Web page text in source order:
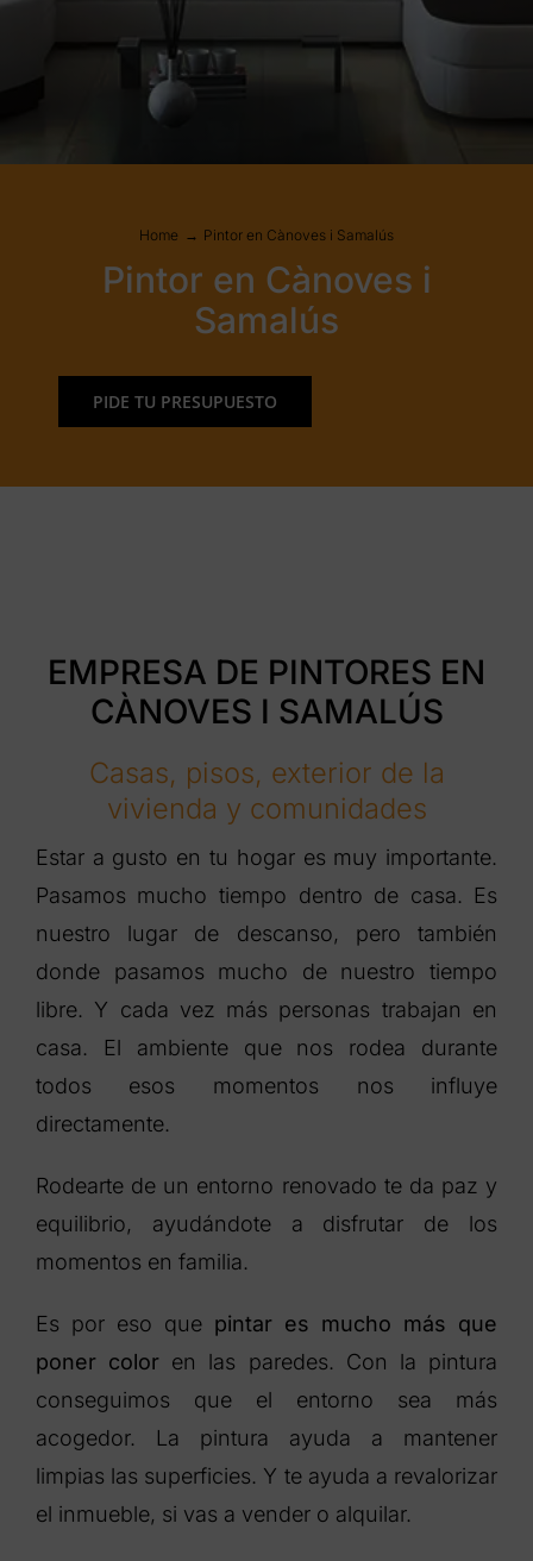
Home Pintor en Cànoves i Samalús
Pintor en Cànoves i
Samalús
PIDE TU PRESUPUESTO
EMPRESA DE PINTORES EN
CÀNOVES I SAMALÚS
Casas, pisos, exterior de la
vivienda y comunidades
Estar a gusto en tu hogar es muy importante.
Pasamos mucho tiempo dentro de casa. Es
nuestro lugar de descanso, pero también
donde pasamos mucho de nuestro tiempo
libre. Y cada vez más personas trabajan en
casa. El ambiente que nos rodea durante
todos esos momentos nos influye
directamente.
Rodearte de un entorno renovado te da paz y
equilibrio, ayudándote a disfrutar de los
momentos en familia.
Es por eso que pintar es mucho más que
poner color en las paredes. Con la pintura
conseguimos que el entorno sea más
acogedor. La pintura ayuda a mantener
limpias las superficies. Y te ayuda a revalorizar
el inmueble, si vas a vender o alquilar.